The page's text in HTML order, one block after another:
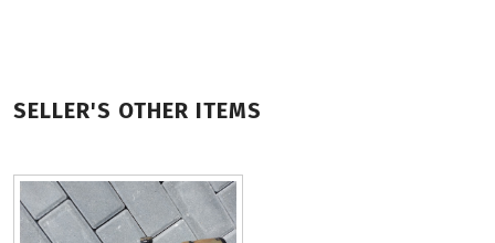
SELLER'S OTHER ITEMS